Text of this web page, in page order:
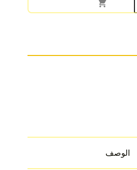
الوصف